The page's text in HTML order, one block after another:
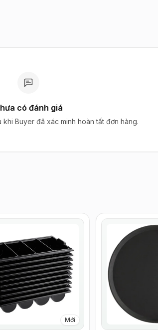
có đánh giá
khi Buyer đã xác minh hoàn tất đơn hàng.
Mới